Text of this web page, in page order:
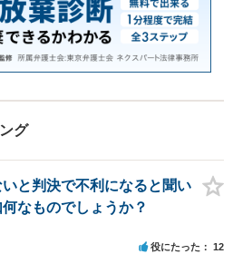
グ
と判決で不利になると聞い
なものでしょうか？
役にたった 12